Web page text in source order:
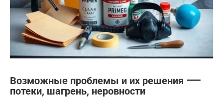
Возможные проблемы и их решения ⸺
потеки, шагрень, неровности